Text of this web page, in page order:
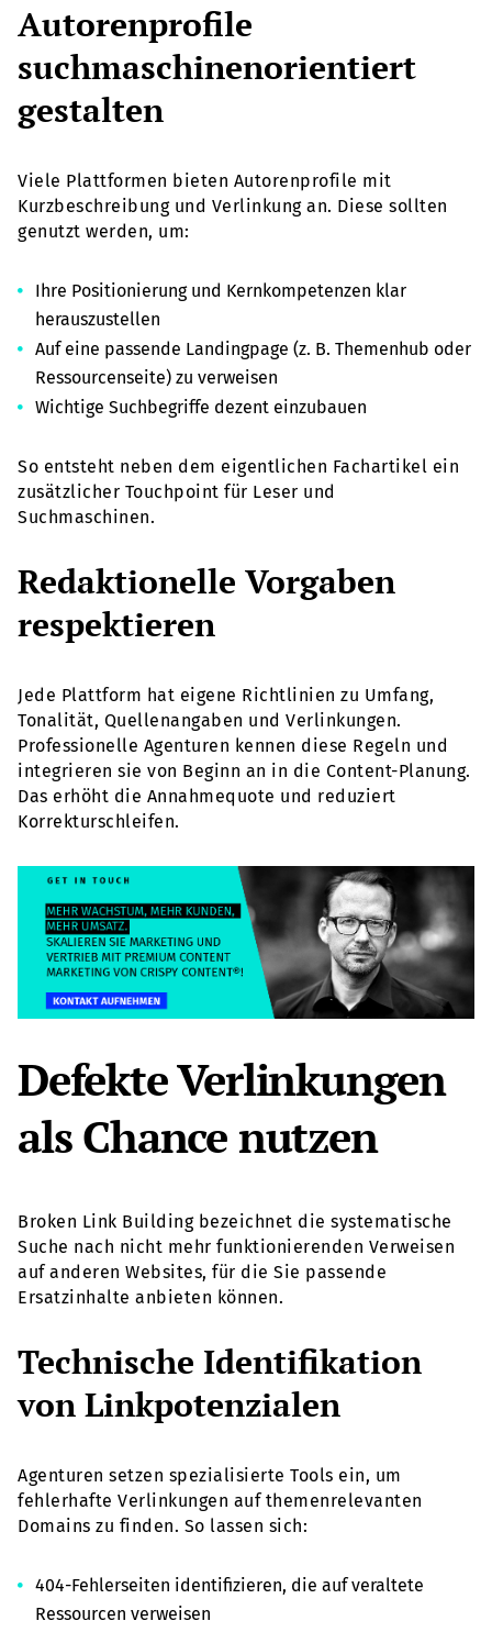
Autorenprofile
suchmaschinenorientiert
gestalten
Viele Plattformen bieten Autorenprofile mit
Kurzbeschreibung und Verlinkung an. Diese sollten
genutzt werden, um:
Ihre Positionierung und Kernkompetenzen klar
herauszustellen
Auf eine passende Landingpage (z. B. Themenhub oder
Ressourcenseite) zu verweisen
Wichtige Suchbegriffe dezent einzubauen
So entsteht neben dem eigentlichen Fachartikel ein
zusätzlicher Touchpoint für Leser und
Suchmaschinen.
Redaktionelle Vorgaben
respektieren
Jede Plattform hat eigene Richtlinien zu Umfang,
Tonalität, Quellenangaben und Verlinkungen.
Professionelle Agenturen kennen diese Regeln und
integrieren sie von Beginn an in die Content-Planung.
Das erhöht die Annahmequote und reduziert
Korrekturschleifen.
Defekte Verlinkungen
als Chance nutzen
Broken Link Building bezeichnet die systematische
Suche nach nicht mehr funktionierenden Verweisen
auf anderen Websites, für die Sie passende
Ersatzinhalte anbieten können.
Technische Identifikation
von Linkpotenzialen
Agenturen setzen spezialisierte Tools ein, um
fehlerhafte Verlinkungen auf themenrelevanten
Domains zu finden. So lassen sich:
404-Fehlerseiten identifizieren, die auf veraltete
Ressourcen verweisen